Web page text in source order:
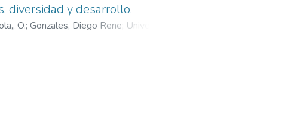
diversidad y desarrollo.
O.; Gonzales, Diego Rene; Universidad